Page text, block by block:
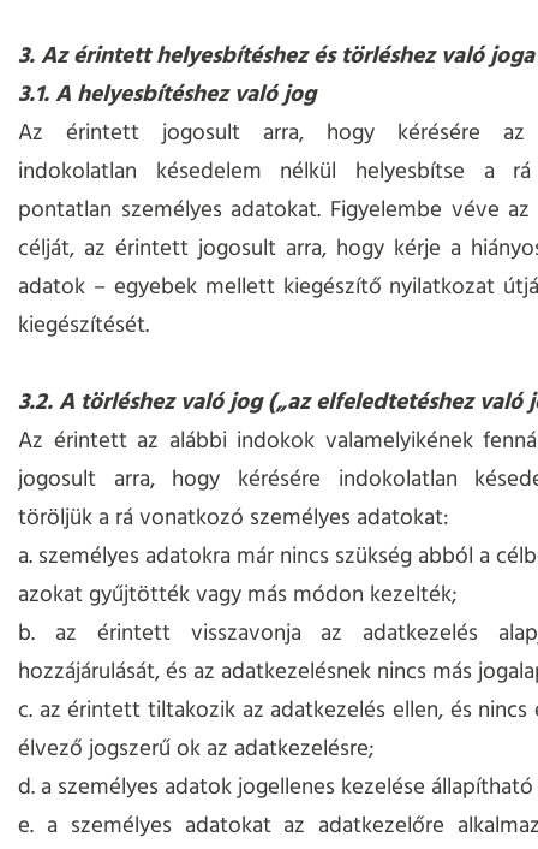
3. Az érintett helyesbítéshez és törléshez való joga
3.1. A helyesbítéshez való jog
Az érintett jogosult arra, hogy kérésére az
indokolatlan késedelem nélkül helyesbítse a
pontatlan személyes adatokat. Figyelembe véve az
célját, az érintett jogosult arra, hogy kérje a
adatok – egyebek mellett kiegészítő nyilatkozat
kiegészítését.
3.2. A törléshez való jog („az elfeledtetéshez való
Az érintett az alábbi indokok valamelyikének
jogosult arra, hogy kérésére indokolatlan
töröljük a rá vonatkozó személyes adatokat:
a. személyes adatokra már nincs szükség abból a
azokat gyűjtötték vagy más módon kezelték;
b. az érintett visszavonja az adatkezelés
hozzájárulását, és az adatkezelésnek nincs más
c. az érintett tiltakozik az adatkezelés ellen, és
élvező jogszerű ok az adatkezelésre;
d. a személyes adatok jogellenes kezelése
e. a személyes adatokat az adatkezelőre